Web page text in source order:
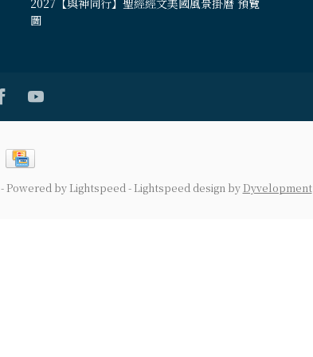
圖
- Powered by Lightspeed - Lightspeed design by Dyvelopment